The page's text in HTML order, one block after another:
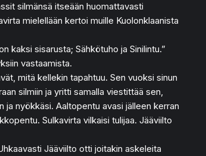
silmänsä itseään huomattavasti
mielellään kertoi muille Kuolonklaanista
kaksi sisarusta; Sähkötuho ja Sinilintu.”
vastaamista.
mitä kellekin tapahtuu. Sen vuoksi sinun
silmiin ja yritti samalla viestittää sen,
nyökkäsi. Aaltopentu avasi jälleen kerran
Sulkavirta vilkaisi tulijaa. Jääviilto
Jääviilto otti joitakin askeleita